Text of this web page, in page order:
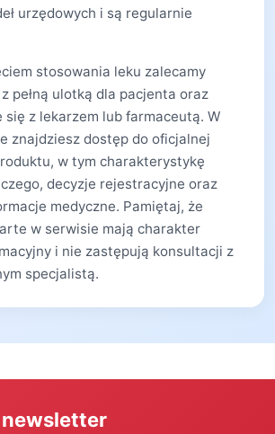
urzędowych i są regularnie
stosowania leku zalecamy
pełną ulotką dla pacjenta oraz
się z lekarzem lub farmaceutą. W
znajdziesz dostęp do oficjalnej
w tym charakterystykę
decyzje rejestracyjne oraz
medyczne. Pamiętaj, że
w serwisie mają charakter
i nie zastępują konsultacji z
specjalistą.